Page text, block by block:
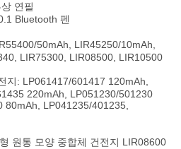
연필
Bluetooth 펜
50mAh, LIR45250/10mAh,
LIR75300, LIR08500, LIR10500
지: LP061417/601417 120mAh,
220mAh, LP051230/501230
80mAh, LP041235/401235,
원통 모양 중합체 건전지 LIR08600